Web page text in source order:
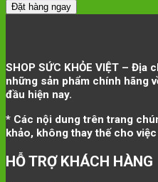
Đặt hàng ngay
SHOP SỨC KHỎE VIỆT –
những sản phẩm chính hãng
đầu hiện nay.
* Các nội dung trên trang
khảo, không thay thế cho
HỖ TRỢ KHÁCH HÀNG